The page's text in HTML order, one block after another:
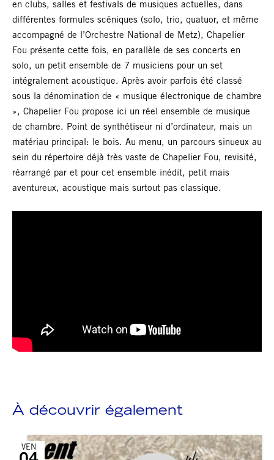
en clubs, salles et festivals de musiques actuelles, dans
différentes formules scéniques (solo, trio, quatuor, et même
accompagné de l’Orchestre National de Metz), Chapelier
Fou présente cette fois, en parallèle de ses concerts en
solo, un petit ensemble de 7 musiciens pour un set
intégralement acoustique. Après avoir parfois été classé
sous la dénomination de « musique électronique de chambre
», Chapelier Fou propose ici un réel ensemble de musique
de chambre. Point de synthétiseur ni d’ordinateur, mais un
matériau principal: le bois. Au menu, un parcours sinueux au
sein du répertoire déjà très vaste de Chapelier Fou, revisité,
réarrangé par et pour cet ensemble inédit, petit mais
aventureux, acoustique mais surtout pas classique.
À découvrir également
VEN